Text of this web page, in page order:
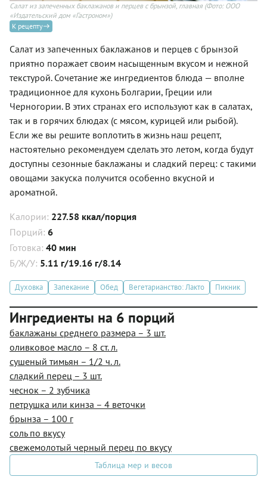
Салат из запеченных баклажанов и перцев с брынзой, главная (Фото: ООО
«Издательский дом «Гастроном»)
К рецепту
Салат из запеченных баклажанов и перцев с брынзой
приятно поражает своим насыщенным вкусом и нежной
текстурой. Сочетание же ингредиентов блюда — вполне
традиционное для кухонь Болгарии, Греции или
Черногории. В этих странах его используют как в салатах,
так и в горячих блюдах (с мясом, курицей или рыбой).
Если же вы решите воплотить в жизнь наш рецепт,
настоятельно рекомендуем сделать это летом, когда будут
доступны сезонные баклажаны и сладкий перец: с такими
овощами закуска получится особенно вкусной и
ароматной.
Калории: 227.58 ккал/порция
Порций: 6
Готовка: 40 мин
Б/Ж/У: 5.11 г/19.16 г/8.14
Духовка Запекание Обед Вегетарианство: Лакто Пикник
Ингредиенты на 6 порций
баклажаны среднего размера – 3 шт.
оливковое масло – 8 ст. л.
сушеный тимьян – 1/2 ч. л.
сладкий перец – 3 шт.
чеснок – 2 зубчика
петрушка или кинза – 4 веточки
брынза – 100 г
соль по вкусу
свежемолотый черный перец по вкусу
Таблица мер и весов